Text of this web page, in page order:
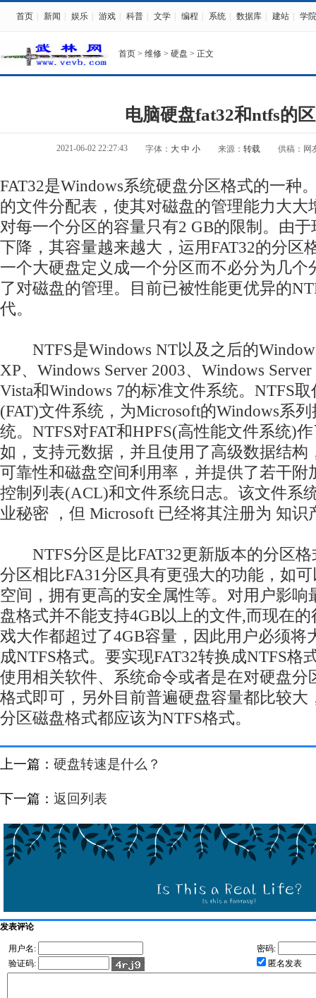
首页 新闻 娱乐 游戏 科普 文学 编程 系统 数据库 建站 学院
首页 > 维修 > 硬盘 > 正文
电脑硬盘fat32和ntfs的
2021-06-02 22:27:43 字体： 大 中 小 来源： 转载 供稿：网
FAT32是Windows系统硬盘分区格式的一种
的文件分配表，使其对磁盘的管理能力大大
对每一个分区的容量只有2 GB的限制。由
下降，其容量越来越大，运用FAT32的分区
一个大硬盘定义成一个分区而不必分为几个
了对磁盘的管理。目前已被性能更优异的
代。
NTFS是Windows NT以及之后的
XP、Windows Server 2003、Windows
Vista和Windows 7的标准文件系统。NTFS
(FAT)文件系统，为Microsoft的Windows系
统。NTFS对FAT和HPFS(高性能文件系统)
如，支持元数据，并且使用了高级数据结构
可靠性和磁盘空间利用率，并提供了若干附
控制列表(ACL)和文件系统日志。该文件系
业秘密 ，但 Microsoft 已经将其注册为 知识
NTFS分区是比FAT32更新版本的分区格
分区相比FA31分区具有更强大的功能，如
空间，拥有更高的安全属性等。对用户影响
盘格式并不能支持4GB以上的文件,而现在
戏大作都超过了4GB容量，因此用户必须将
成NTFS格式。要实现FAT32转换成NTFS格
使用相关软件、系统命令或者是在对硬盘分
格式即可，另外目前普遍硬盘容量都比较大
分区磁盘格式都应该为NTFS格式。
上一篇： 硬盘转速是什么？
下一篇： 返回列表
发表评论
用户名:
密码:
验证码:
匿名发表